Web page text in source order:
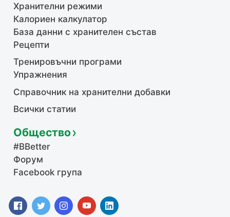
Хранителни режими
Калориен калкулатор
База данни с хранителен състав
Рецепти
Тренировъчни програми
Упражнения
Справочник на хранителни добавки
Всички статии
Общество
#BBetter
Форум
Facebook група